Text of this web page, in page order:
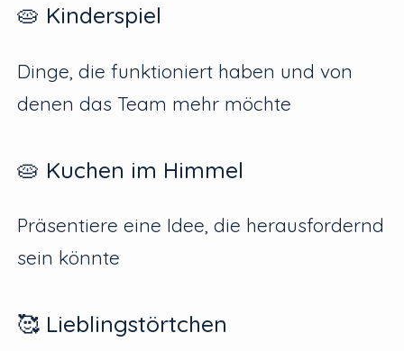
🥧 Kinderspiel
Dinge, die funktioniert haben und von
denen das Team mehr möchte
🥧 Kuchen im Himmel
Präsentiere eine Idee, die herausfordernd
sein könnte
🥰 Lieblingstörtchen